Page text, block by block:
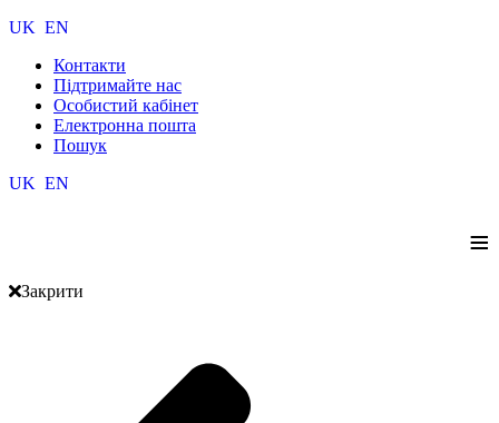
UK EN
Контакти
Підтримайте нас
Особистий кабінет
Електронна пошта
Пошук
UK EN
≡
Закрити